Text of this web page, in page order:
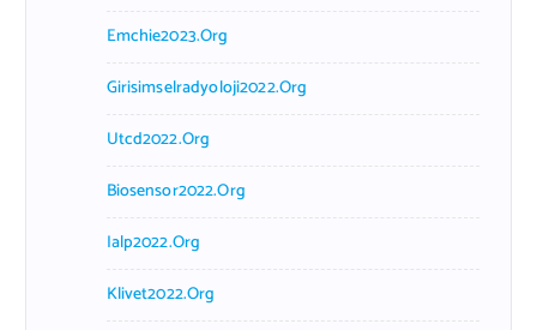
Emchie2023.org
Girisimselradyoloji2022.org
Utcd2022.org
Biosensor2022.org
Ialp2022.org
Klivet2022.org